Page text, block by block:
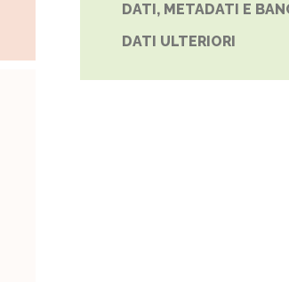
DATI, METADATI E
DATI ULTERIORI